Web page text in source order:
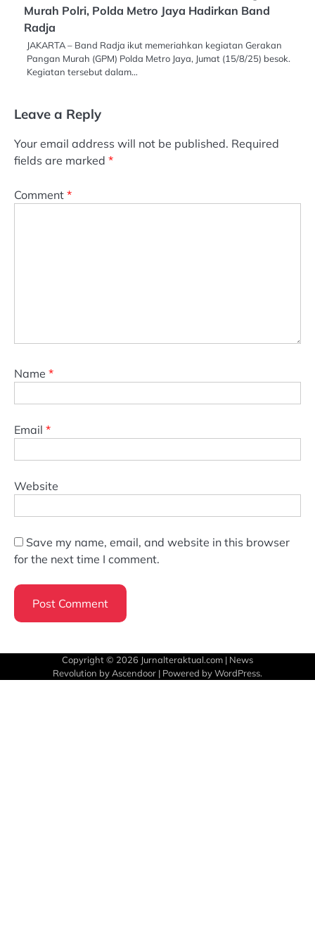
Murah Polri, Polda Metro Jaya Hadirkan Band
Radja
JAKARTA – Band Radja ikut memeriahkan kegiatan Gerakan
Pangan Murah (GPM) Polda Metro Jaya, Jumat (15/8/25) besok.
Kegiatan tersebut dalam…
Leave a Reply
Your email address will not be published. Required
fields are marked *
Comment *
Name *
Email *
Website
Save my name, email, and website in this browser
for the next time I comment.
Copyright © 2026 Jurnalteraktual.com | News
Revolution by Ascendoor | Powered byWordPress.